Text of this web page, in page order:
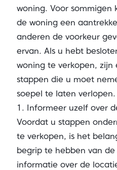
woning. Voor sommigen
de woning een
anderen de voorkeur
ervan. Als u hebt
woning te verkopen, zijn
stappen die u moet
soepel te laten verlopen.
1. Informeer uzelf over
Voordat u stappen
te verkopen, is het
begrip te hebben van
informatie over de